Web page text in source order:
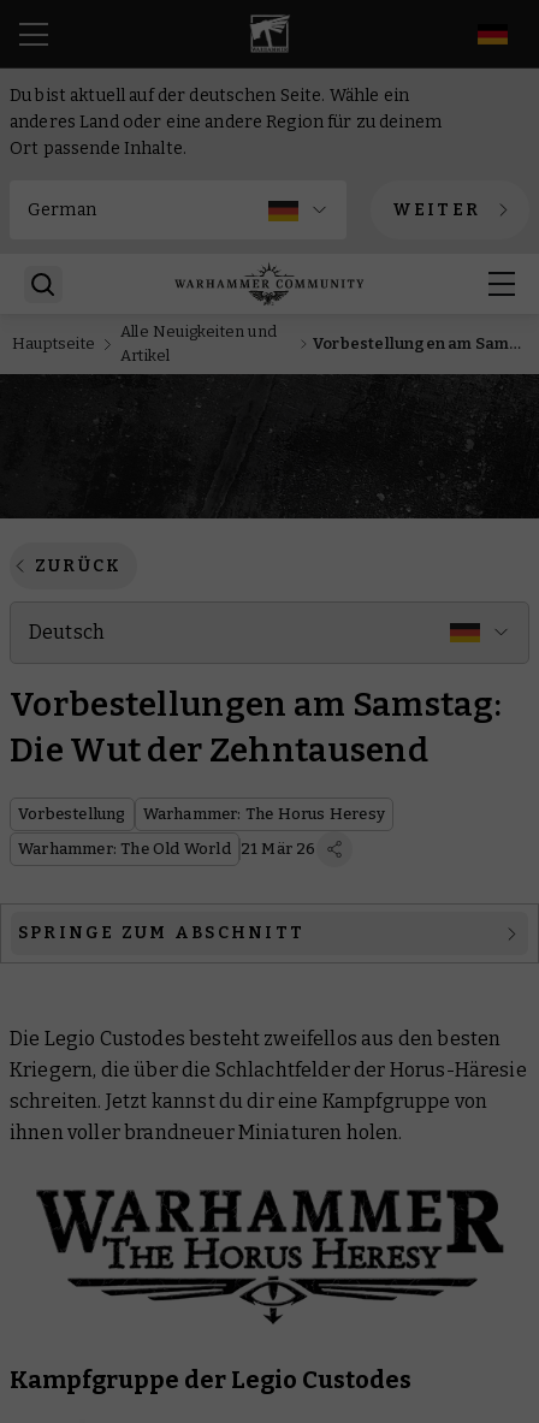
Du bist aktuell auf der deutschen Seite. Wähle ein
anderes Land oder eine andere Region für zu deinem
Ort passende Inhalte.
WEITER
Hauptseite
Alle Neuigkeiten und
Artikel
Vorbestellungen am Samstag: Die Wut der Zehntausend
ZURÜCK
Deutsch
Vorbestellungen am Samstag:
Die Wut der Zehntausend
Vorbestellung
Warhammer: The Horus Heresy
Warhammer: The Old World
21 Mär 26
SPRINGE ZUM ABSCHNITT
Warhammer: The Old World
Hobby Products
Die Legio Custodes besteht zweifellos aus den besten
Kriegern, die über die Schlachtfelder der Horus-Häresie
schreiten. Jetzt kannst du dir eine Kampfgruppe von
ihnen voller brandneuer Miniaturen holen.
Kampfgruppe der Legio Custodes